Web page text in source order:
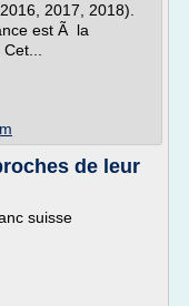
2017, 2018).
est Ã la
de leur
suisse